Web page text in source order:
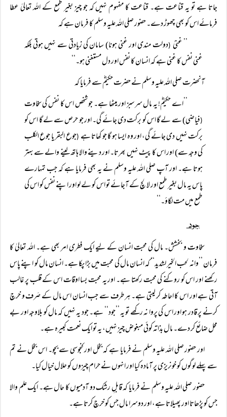
جاتا ہے تو یہ قناعت ہے۔ قناعت کا مفہوم نہیں کہ جو چیز بغیر طمع کے اللہ تعالیٰ عطا
فرمائے اس کو بھی چھوڑ دے۔ حضور صلی اللہ علیہ وسلم کا فرمان ہے کہ
’’ غنیٰ (دولت مندی اور غنی ہونا) سامان کی زیادتی سے نہیں ہوتی بلکہ
غنی نفس کا غنی ہے کہ انسان کا نفس اور دل مستغنی ہو۔‘‘
آنحضرت صلی اللہ علیہ وسلم نے حضرت حکیمؓ سے فرمایا کہ
’’اے حکیمؓ! یہ مال سرسبز اور میٹھا ہے۔ جو شخص اس کا نفس کی سخاوت
(فیاضی) سے لے گا اس کو برکت دی جائے گی۔ اور جو حرص سے لے گا اس کو
برکت نہیں دی جائے گی، اور وہ ایسا ہو گا جو کھاتا ہے (جوع البقر یا جوع الکلب
کی وجہ سے) اور اس کا پیٹ نہیں بھرتا۔ اور دینے والا ہاتھ لینے والے سے بہتر
ہوتا ہے۔ اور آپ صلی اللہ علیہ وسلم نے یہ بھی فرمایا ہے کہ جب تمہارے
پاس یہ مال بغیر طمع اور لالچ کے آجائے تو اس کو لے لو اور اپنے نفس کو اس کی
طمع میں مت لگاؤ۔‘‘
جود
سخاوت و بخشش۔ مال کی محبت انسان کے لیے ایک فطری امر بھی ہے۔ اللہ تعالیٰ کا
فرمان ’’وانہ لحب الخیر لشدید‘‘ کہ انسان مال کی محبت میں بڑا پکا ہے۔ انسان مال کو اپنے پاس
رکھنے اور اس کو روکنے کی محبت رکھتا ہے۔ اور یہ محبت بسا اوقات اس کے قلب پر غالب
آتی ہے اور اس کا احاطہ کر لیتی ہے۔ ہر طرف سے جب انسان اس مال کے صَرف و خرچ
کرنے پر قادر ہو اور اس کی پروا نہ رکھے تو یہ ’’جود‘‘ ہے۔ جود یہ نہیں کہ مال کو بلاوجہ اور بے
محل ضائع کر دے۔ مال بذاتہ کوئی مبغوض چیز نہیں، یہ تو ایک نعمت کبیرہ ہے۔
اور حضور صلی اللہ علیہ وسلم نے فرمایا ہے کہ بخل اور کنجوسی سے بچو۔ اس بخل نے تم
سے پہلے لوگوں کو خونریزی پر آمادہ کیا اور انہوں نے حرام چیزوں کو حلال خیال کیا۔
حضور صلی اللہ علیہ وسلم نے فرمایا کہ قابلِ رشک دو آدمیوں کا حال ہے۔ ایک علم والا
جس کو پڑھاتا اور پھیلاتا ہے، اور دوسرا مال جس کو خرچ کرتا ہے۔